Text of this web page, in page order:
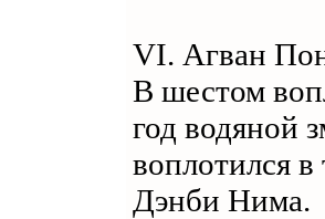
VI. Агван
В шестом
год водяной
воплотился
Дэнби Нима.